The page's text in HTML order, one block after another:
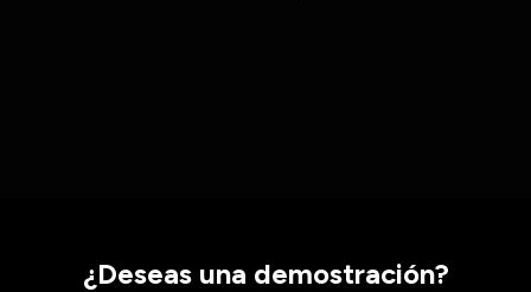
¿Deseas una demostración?